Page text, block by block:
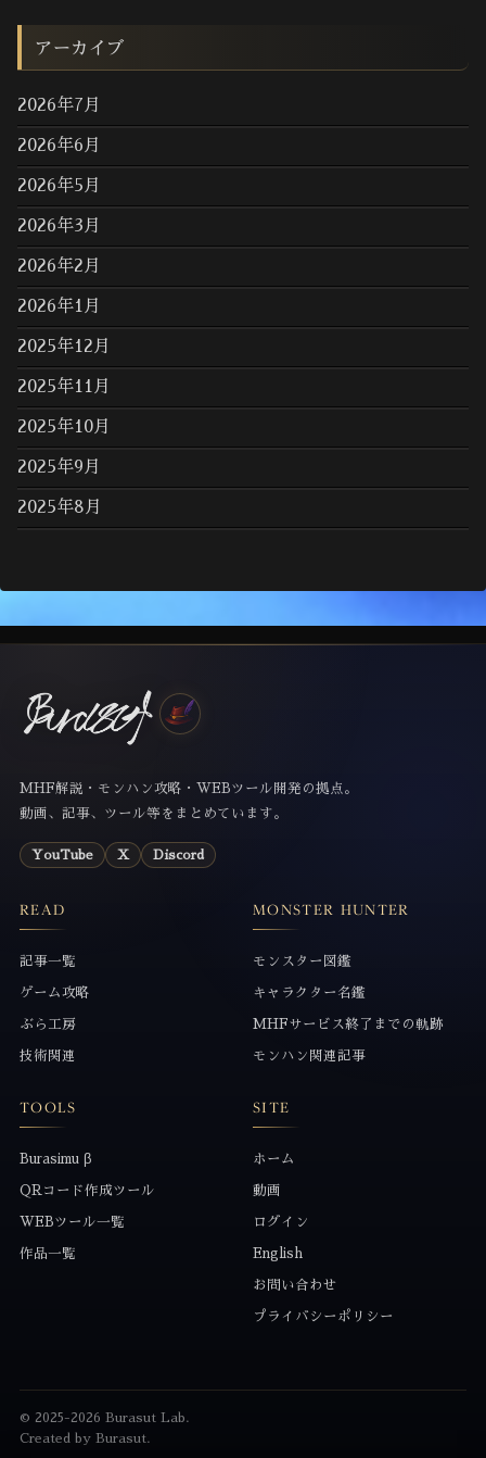
アーカイブ
2026年7月
2026年6月
2026年5月
2026年3月
2026年2月
2026年1月
2025年12月
2025年11月
2025年10月
2025年9月
2025年8月
MHF解説・モンハン攻略・WEBツール開発の拠点。
動画、記事、ツール等をまとめています。
YouTube X Discord
READ
記事一覧
ゲーム攻略
ぶら工房
技術関連
MONSTER HUNTER
モンスター図鑑
キャラクター名鑑
MHFサービス終了までの軌跡
モンハン関連記事
TOOLS
Burasimu β
QRコード作成ツール
WEBツール一覧
作品一覧
SITE
ホーム
動画
ログイン
English
お問い合わせ
プライバシーポリシー
© 2025-2026 Burasut Lab.
Created by Burasut.